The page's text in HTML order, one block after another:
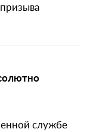
службе